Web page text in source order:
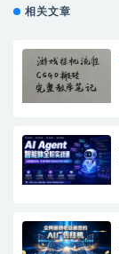
相关文章